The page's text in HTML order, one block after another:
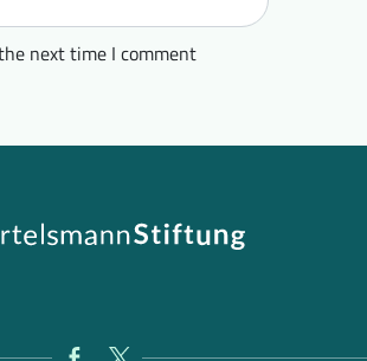
next time I comment